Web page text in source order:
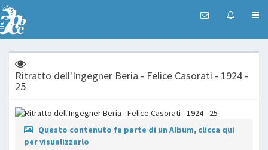
Ritratto dell'Ingegner Beria - Felice Casorati - 1924 -
25
Questo contenuto fa parte di un Album, clicca qui
per visualizzarlo